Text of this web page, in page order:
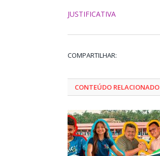
JUSTIFICATIVA
COMPARTILHAR:
CONTEÚDO RELACIONADO